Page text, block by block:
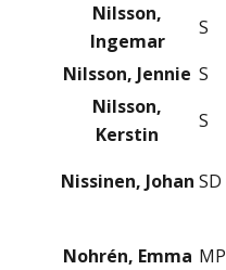
Nilsson,
Ingemar
S
Nilsson, Jennie S
Nilsson,
Kerstin
S
Nissinen, Johan SD
Nohrén, Emma MP